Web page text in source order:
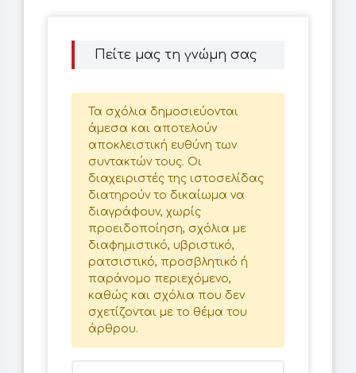
Πείτε μας τη γνώμη σας
Τα σχόλια δημοσιεύονται
άμεσα και αποτελούν
αποκλειστική ευθύνη των
συντακτών τους. Οι
διαχειριστές της ιστοσελίδας
διατηρούν το δικαίωμα να
διαγράφουν, χωρίς
προειδοποίηση, σχόλια με
διαφημιστικό, υβριστικό,
ρατσιστικό, προσβλητικό ή
παράνομο περιεχόμενο,
καθώς και σχόλια που δεν
σχετίζονται με το θέμα του
άρθρου.